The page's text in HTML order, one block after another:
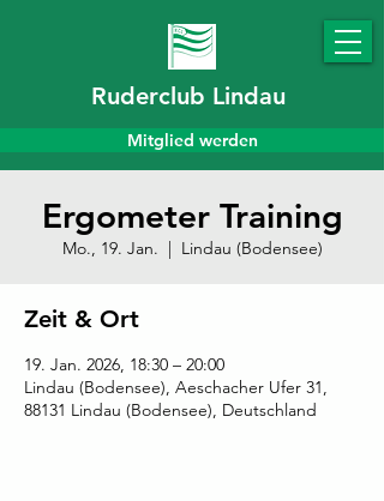
Ruderclub Lindau
Mitglied werden
Ergometer Training
Mo., 19. Jan.
  |
Lindau (Bodensee)
Zeit & Ort
19. Jan. 2026, 18:30 – 20:00
Lindau (Bodensee), Aeschacher Ufer 31,
88131 Lindau (Bodensee), Deutschland